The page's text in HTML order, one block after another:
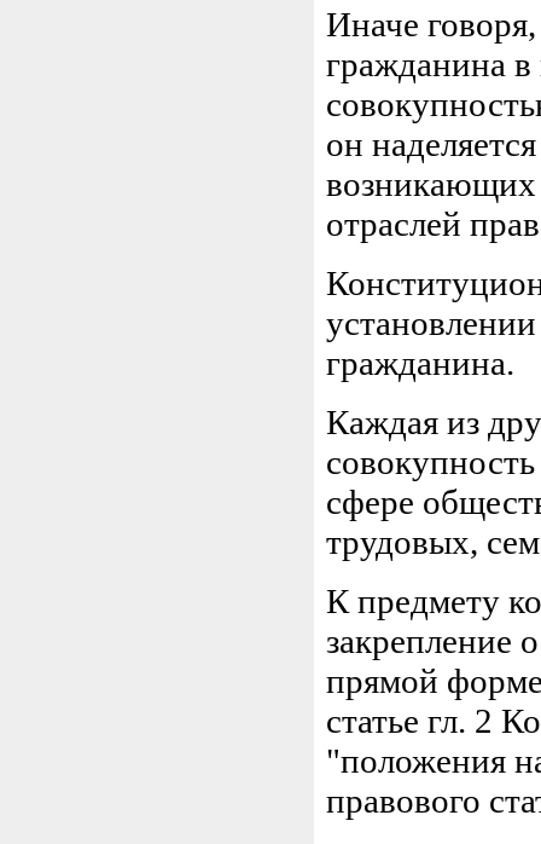
Иначе
гражданина в
он
возникающих
отраслей
гражданина.
Каждая из
сфере
трудовых,
К предмету
закрепление
прямой
статье гл. 2
"положения
правового